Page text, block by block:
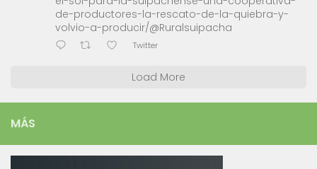
de-productores-la-rescato-de-la-quiebra-y-
volvio-a-producir/@Ruralsuipacha
Twitter
Load More
MÁS